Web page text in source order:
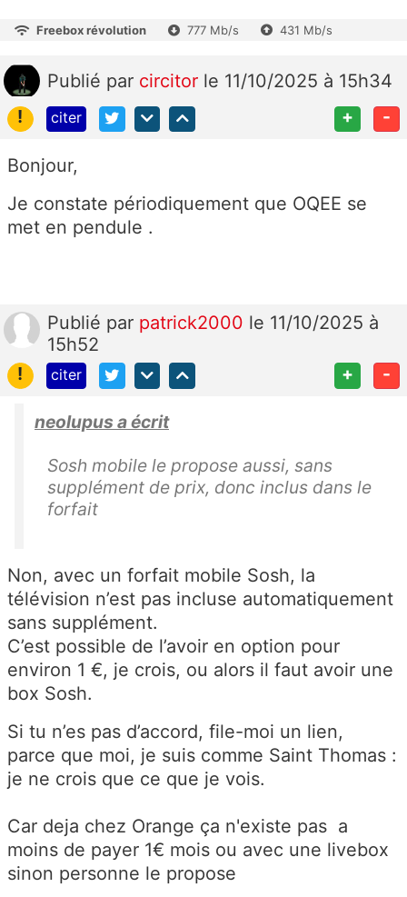
Freebox révolution 777 Mb/s 431 Mb/s
Publié par circitor le 11/10/2025 à 15h34
!
citer + -
Bonjour,
Je constate périodiquement que OQEE se
met en pendule .
Publié par patrick2000 le 11/10/2025 à
15h52
!
citer + -
neolupus a écrit
Sosh mobile le propose aussi, sans
supplément de prix, donc inclus dans le
forfait
Non, avec un forfait mobile Sosh, la
télévision n’est pas incluse automatiquement
sans supplément.
C’est possible de l’avoir en option pour
environ 1 €, je crois, ou alors il faut avoir une
box Sosh.
Si tu n’es pas d’accord, file-moi un lien,
parce que moi, je suis comme Saint Thomas :
je ne crois que ce que je vois.
Car deja chez Orange ça n'existe pas a
moins de payer 1€ mois ou avec une livebox
sinon personne le propose